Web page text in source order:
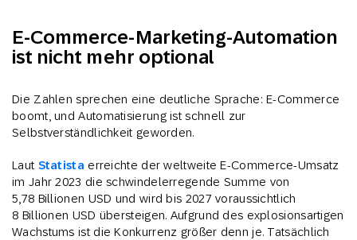
E-Commerce-Marketing-Automation
ist nicht mehr optional
Die Zahlen sprechen eine deutliche Sprache: E-Commerce
boomt, und Automatisierung ist schnell zur
Selbstverständlichkeit geworden.
Laut Statista erreichte der weltweite E-Commerce-Umsatz
im Jahr 2023 die schwindelerregende Summe von
5,78 Billionen USD und wird bis 2027 voraussichtlich
8 Billionen USD übersteigen. Aufgrund des explosionsartigen
Wachstums ist die Konkurrenz größer denn je. Tatsächlich